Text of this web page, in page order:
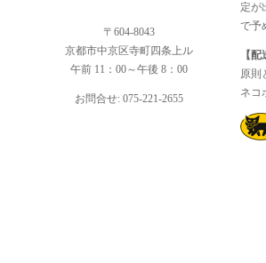
〒604-8043
京都市中京区寺町四条上ル
午前 11：00～午後 8：00
お問合せ: 075-221-2655
定が
で予
【配
原則
ネコ